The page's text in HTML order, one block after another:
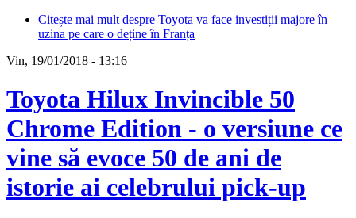
Citește mai mult despre Toyota va face investiții majore în
uzina pe care o deține în Franța
Vin, 19/01/2018 - 13:16
Toyota Hilux Invincible 50
Chrome Edition - o versiune ce
vine să evoce 50 de ani de
istorie ai celebrului pick-up